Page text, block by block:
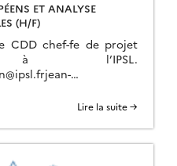
ET ANALYSE
(H/F)
CDD chef-fe de projet
à l’IPSL.
d’info :
du Poste Les Missions
(70%)● Montage […]
Lire la suite →